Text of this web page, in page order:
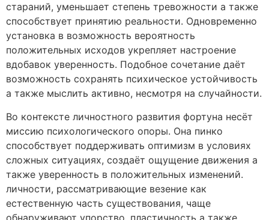
стараний, уменьшает степень тревожности а также
способствует принятию реальности. Одновременно
установка в возможность вероятность
положительных исходов укрепляет настроение
вдобавок уверенность. Подобное сочетание даёт
возможность сохранять психическое устойчивость
а также мыслить активно, несмотря на случайности.
Во контексте личностного развития фортуна несёт
миссию психологического опоры. Она пинко
способствует поддерживать оптимизм в условиях
сложных ситуациях, создаёт ощущение движения а
также уверенность в положительных изменений.
личности, рассматривающие везение как
естественную часть существования, чаще
обнаруживают упорство, пластичность а также